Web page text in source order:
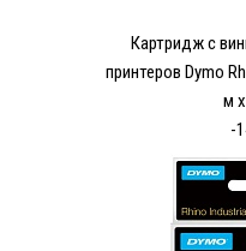
Картридж c
принтеров Dymo
м
-